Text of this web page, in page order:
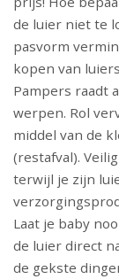
de luier niet te
pasvorm
kopen van
Pampers raadt
werpen. Rol
middel van de
(restafval).
terwijl je zijn
Laat je baby
de luier direct
de gekste